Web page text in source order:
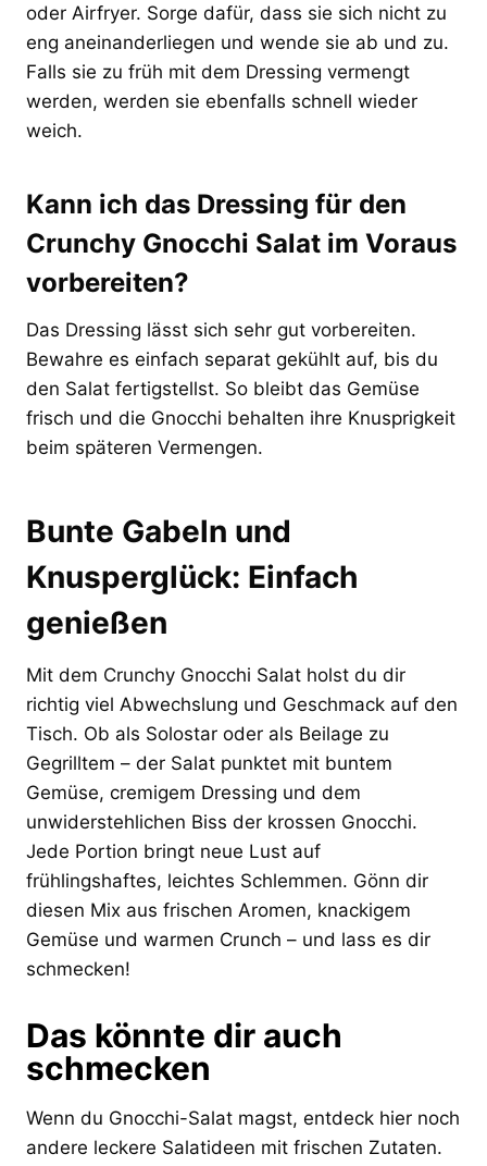
oder Airfryer. Sorge dafür, dass sie sich nicht zu
eng aneinanderliegen und wende sie ab und zu.
Falls sie zu früh mit dem Dressing vermengt
werden, werden sie ebenfalls schnell wieder
weich.
Kann ich das Dressing für den
Crunchy Gnocchi Salat im Voraus
vorbereiten?
Das Dressing lässt sich sehr gut vorbereiten.
Bewahre es einfach separat gekühlt auf, bis du
den Salat fertigstellst. So bleibt das Gemüse
frisch und die Gnocchi behalten ihre Knusprigkeit
beim späteren Vermengen.
Bunte Gabeln und
Knusperglück: Einfach
genießen
Mit dem Crunchy Gnocchi Salat holst du dir
richtig viel Abwechslung und Geschmack auf den
Tisch. Ob als Solostar oder als Beilage zu
Gegrilltem – der Salat punktet mit buntem
Gemüse, cremigem Dressing und dem
unwiderstehlichen Biss der krossen Gnocchi.
Jede Portion bringt neue Lust auf
frühlingshaftes, leichtes Schlemmen. Gönn dir
diesen Mix aus frischen Aromen, knackigem
Gemüse und warmen Crunch – und lass es dir
schmecken!
Das könnte dir auch
schmecken
Wenn du Gnocchi-Salat magst, entdeck hier noch
andere leckere Salatideen mit frischen Zutaten.